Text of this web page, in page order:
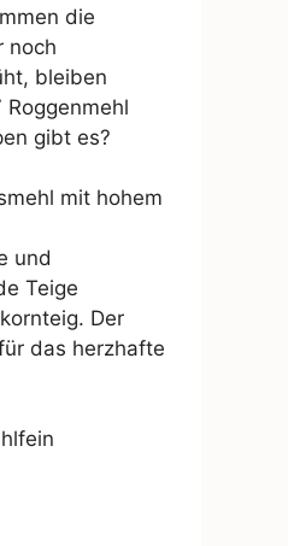
die
noch
bleiben
gibt es?
mit hohem
und
Teige
Der
das herzhafte